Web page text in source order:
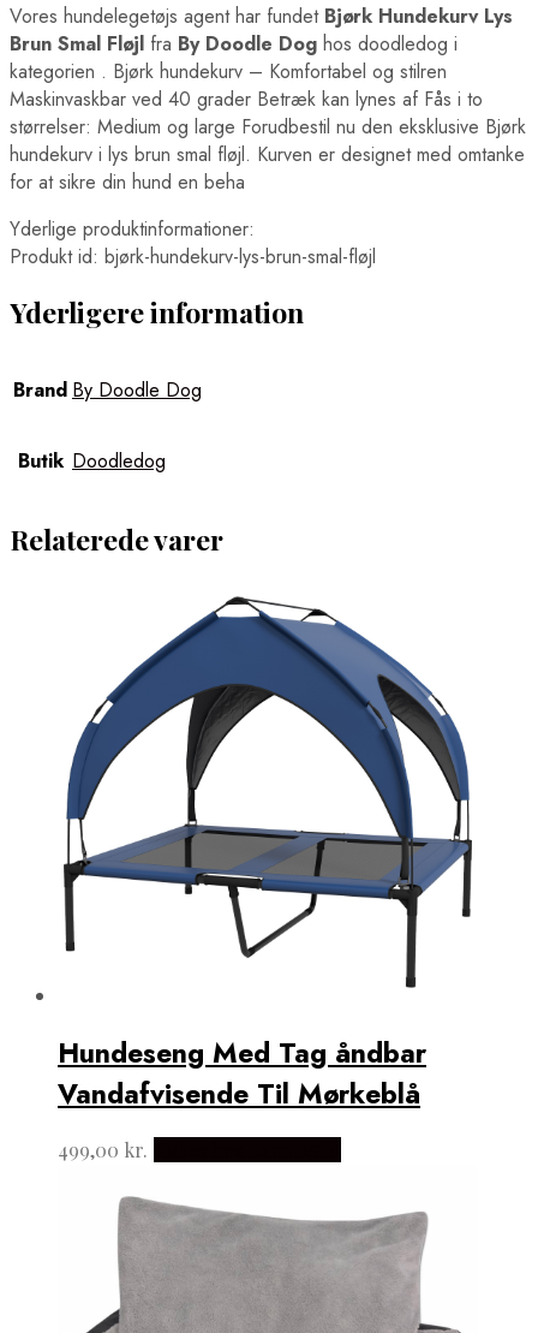
Vores hundelegetøjs agent har fundet Bjørk Hundekurv Lys
Brun Smal Fløjl fra By Doodle Dog hos doodledog i
kategorien . Bjørk hundekurv – Komfortabel og stilren
Maskinvaskbar ved 40 grader Betræk kan lynes af Fås i to
størrelser: Medium og large Forudbestil nu den eksklusive Bjørk
hundekurv i lys brun smal fløjl. Kurven er designet med omtanke
for at sikre din hund en beha
Yderlige produktinformationer:
Produkt id: bjørk-hundekurv-lys-brun-smal-fløjl
Yderligere information
Brand By Doodle Dog
Butik Doodledog
Relaterede varer
Hundeseng Med Tag åndbar
Vandafvisende Til Mørkeblå
499,00 kr.